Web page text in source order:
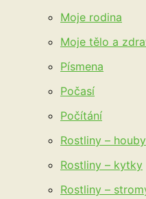
Moje rodina
Moje tělo a
Písmena
Počasí
Počítání
Rostliny – houby
Rostliny – kytky
Rostliny –